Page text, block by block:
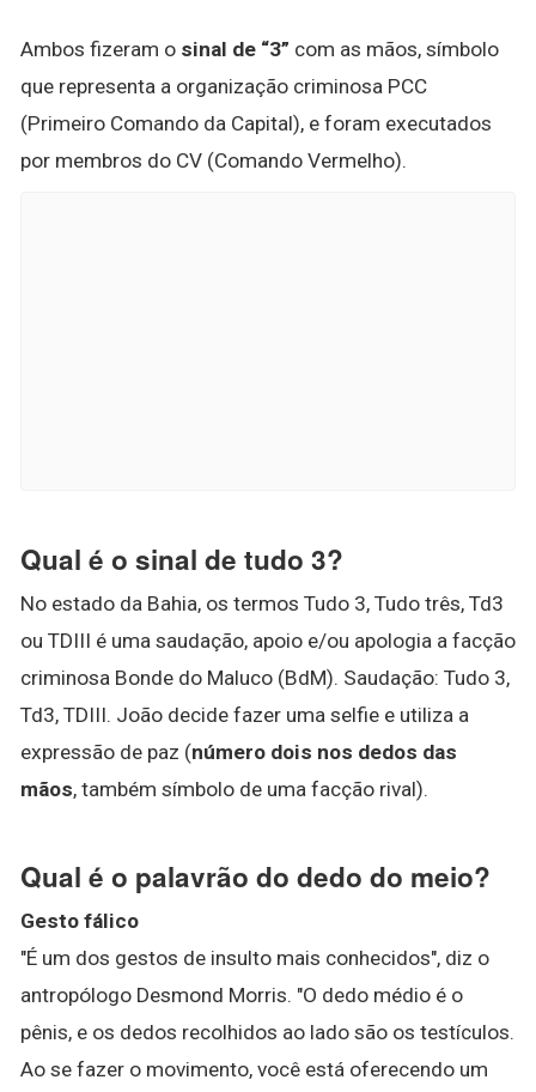
Ambos fizeram o sinal de “3” com as mãos, símbolo
que representa a organização criminosa PCC
(Primeiro Comando da Capital), e foram executados
por membros do CV (Comando Vermelho).
Qual é o sinal de tudo 3?
No estado da Bahia, os termos Tudo 3, Tudo três, Td3
ou TDIII é uma saudação, apoio e/ou apologia a facção
criminosa Bonde do Maluco (BdM). Saudação: Tudo 3,
Td3, TDIII. João decide fazer uma selfie e utiliza a
expressão de paz (número dois nos dedos das
mãos, também símbolo de uma facção rival).
Qual é o palavrão do dedo do meio?
Gesto fálico
"É um dos gestos de insulto mais conhecidos", diz o
antropólogo Desmond Morris. "O dedo médio é o
pênis, e os dedos recolhidos ao lado são os testículos.
Ao se fazer o movimento, você está oferecendo um